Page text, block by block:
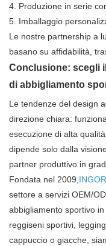
4. Produzione in serie
5. Imballaggio
Le nostre partnership a
basano su affidabilità,
Conclusione: scegli
di abbigliamento
Le tendenze del design
direzione chiara:
esecuzione di alta
dipende solo dalla
partner produttivo in
Fondata nel 2009,
settore a servizi OEM/
abbigliamento sportivo
reggiseni sportivi,
cappuccio o giacche,